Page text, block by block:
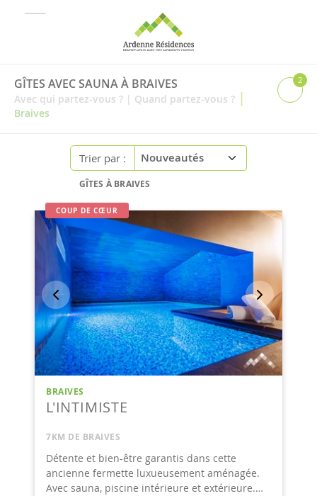
GÎTES AVEC SAUNA À BRAIVES
Avec qui partez-vous ? | Quand partez-vous ? |
Braives
2
Trier par :
GÎTES À BRAIVES